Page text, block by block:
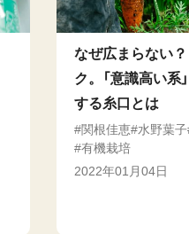
なぜ広まらない
ク。「意識高い系
する糸口とは
関根佳恵 水野葉子
有機栽培
2022年01月04日